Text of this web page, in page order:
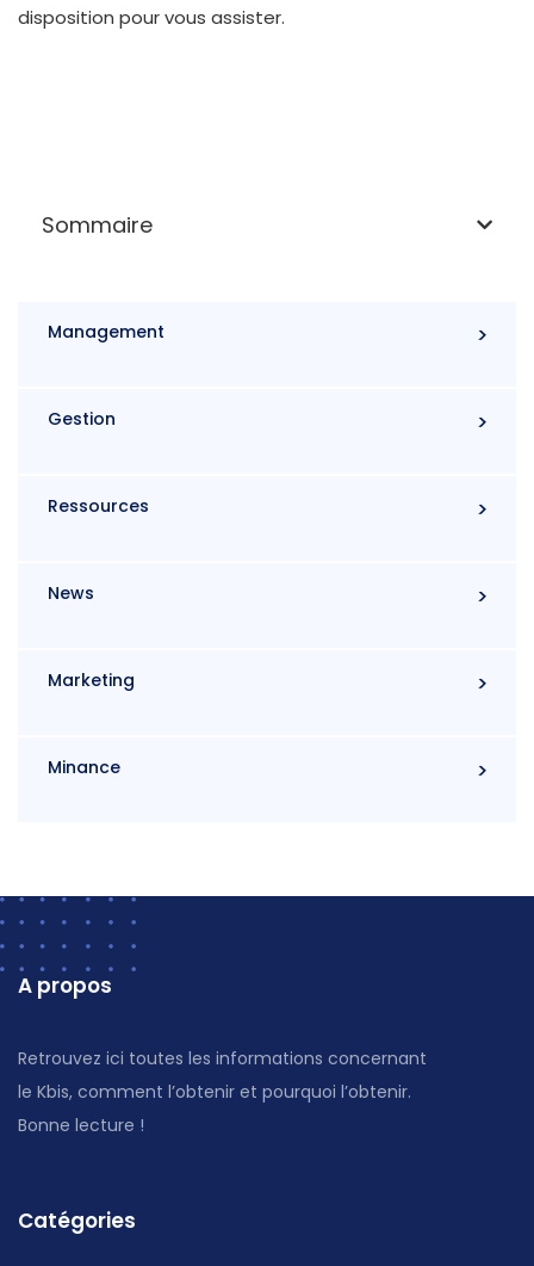
disposition pour vous assister.
Sommaire
Management
Gestion
Ressources
News
Marketing
Minance
A propos
Retrouvez ici toutes les informations concernant
le Kbis, comment l’obtenir et pourquoi l’obtenir.
Bonne lecture !
Catégories